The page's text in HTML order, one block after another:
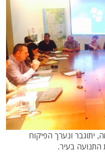
24 שעות ביממה, יתוגבר ונערך הפיקוח
התנועה בעיר.